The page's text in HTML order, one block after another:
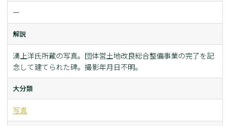
ー
解説
湧上洋氏所蔵の写真。団体営土地改良総合整備事業の完了を記
念して建てられた碑。撮影年月日不明。
大分類
写真